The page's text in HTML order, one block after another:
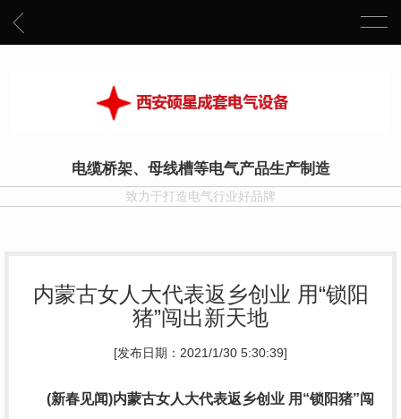
电缆桥架、母线槽等电气产品生产制造
致力于打造电气行业好品牌
内蒙古女人大代表返乡创业 用“锁阳
猪”闯出新天地
[发布日期：2021/1/30 5:30:39]
(新春见闻)内蒙古女人大代表返乡创业 用“锁阳猪”闯